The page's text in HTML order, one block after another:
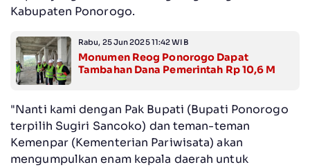
Kabupaten Ponorogo.
Rabu, 25 Jun 2025 11:42 WIB
Monumen Reog Ponorogo Dapat
Tambahan Dana Pemerintah Rp 10,6 M
"Nanti kami dengan Pak Bupati (Bupati Ponorogo
terpilih Sugiri Sancoko) dan teman-teman
Kemenpar (Kementerian Pariwisata) akan
mengumpulkan enam kepala daerah untuk